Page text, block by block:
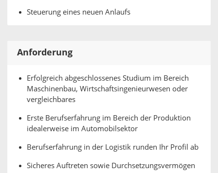
Steuerung eines neuen Anlaufs
Anforderung
Erfolgreich abgeschlossenes Studium im Bereich
Maschinenbau, Wirtschaftsingenieurwesen oder
vergleichbares
Erste Berufserfahrung im Bereich der Produktion
idealerweise im Automobilsektor
Berufserfahrung in der Logistik runden Ihr Profil ab
Sicheres Auftreten sowie Durchsetzungsvermögen